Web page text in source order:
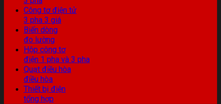
Công tơ điện tử
3 pha 3 giá
Biến dòng
đo lường
Hộp công tơ
điện 1 pha và 3 pha
Quạt điều hòa
điều hòa
Thiết bị điện
tổng hợp